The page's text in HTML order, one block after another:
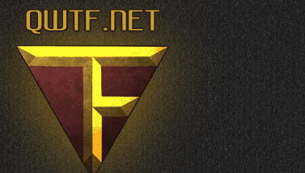
Перейти
к
содержимому